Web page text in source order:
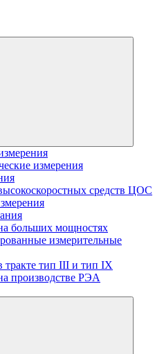
измерения
средств ЦОС
больших мощностях
измерительные
тракте тип III и тип IX
производстве РЭА